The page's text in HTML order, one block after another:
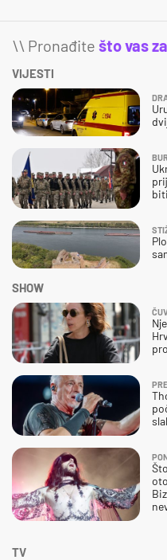
\\ Pronađite što vas
VIJESTI
SHOW
TV